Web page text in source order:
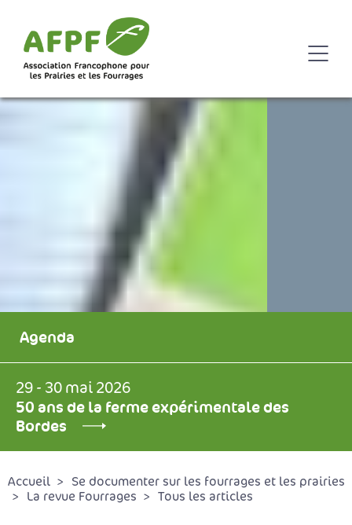
Agenda
29 - 30 mai 2026
50 ans de la ferme expérimentale des
Bordes
Accueil
Se documenter sur les fourrages et les prairies
La revue Fourrages
Tous les articles